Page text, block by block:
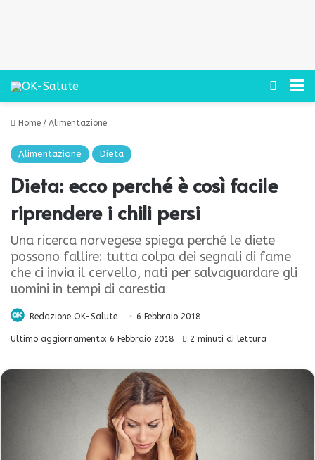
Cerca
Home / Alimentazione
Alimentazione Dieta
Dieta: ecco perché è così facile
riprendere i chili persi
Una ricerca norvegese spiega perché le diete
possono fallire: tutta colpa dei segnali di fame
che ci invia il cervello, nati per salvaguardare gli
uomini in tempi di carestia
Redazione OK-Salute 6 Febbraio 2018
Ultimo aggiornamento: 6 Febbraio 2018 2 minuti di lettura